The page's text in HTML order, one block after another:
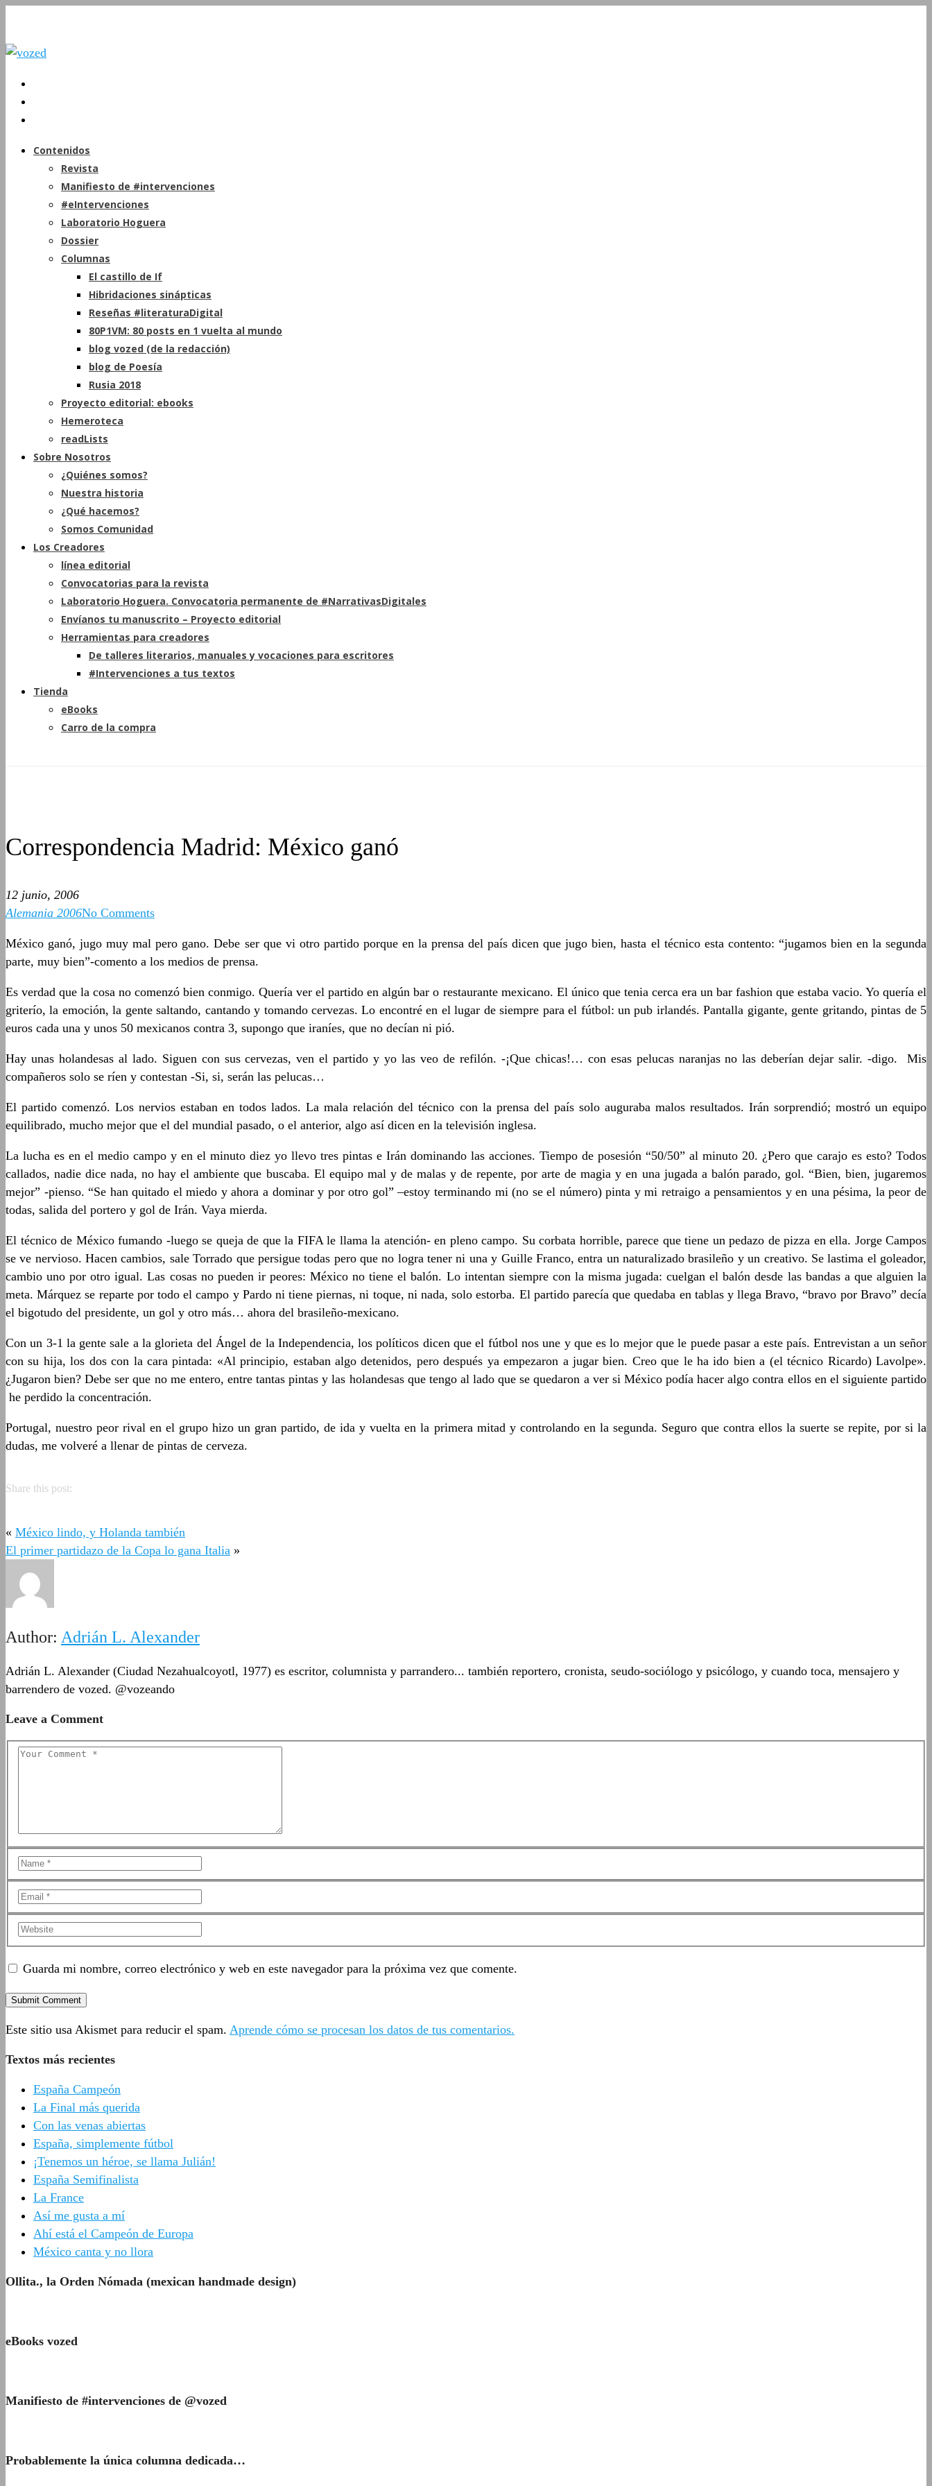
Contenidos
Revista
Manifiesto de #intervenciones
#eIntervenciones
Laboratorio Hoguera
Dossier
Columnas
El castillo de If
Hibridaciones sinápticas
Reseñas #literaturaDigital
80P1VM: 80 posts en 1 vuelta al mundo
blog vozed (de la redacción)
blog de Poesía
Rusia 2018
Proyecto editorial: ebooks
Hemeroteca
readLists
Sobre Nosotros
¿Quiénes somos?
Nuestra historia
¿Qué hacemos?
Somos Comunidad
Los Creadores
línea editorial
Convocatorias para la revista
Laboratorio Hoguera. Convocatoria permanente de #NarrativasDigitales
Envíanos tu manuscrito – Proyecto editorial
Herramientas para creadores
De talleres literarios, manuales y vocaciones para escritores
#Intervenciones a tus textos
Tienda
eBooks
Carro de la compra
Correspondencia Madrid: México ganó
12 junio, 2006
Alemania 2006No Comments
México ganó, jugo muy mal pero gano. Debe ser que vi otro partido porque en la prensa del país dicen que jugo bien, hasta el técnico esta contento: “jugamos bien en la segunda
parte, muy bien”-comento a los medios de prensa.
Es verdad que la cosa no comenzó bien conmigo. Quería ver el partido en algún bar o restaurante mexicano. El único que tenia cerca era un bar fashion que estaba vacio. Yo quería el
griterío, la emoción, la gente saltando, cantando y tomando cervezas. Lo encontré en el lugar de siempre para el fútbol: un pub irlandés. Pantalla gigante, gente gritando, pintas de 5
euros cada una y unos 50 mexicanos contra 3, supongo que iraníes, que no decían ni pió.
Hay unas holandesas al lado. Siguen con sus cervezas, ven el partido y yo las veo de refilón. -¡Que chicas!… con esas pelucas naranjas no las deberían dejar salir. -digo. Mis
compañeros solo se ríen y contestan -Si, si, serán las pelucas…
El partido comenzó. Los nervios estaban en todos lados. La mala relación del técnico con la prensa del país solo auguraba malos resultados. Irán sorprendió; mostró un equipo
equilibrado, mucho mejor que el del mundial pasado, o el anterior, algo así dicen en la televisión inglesa.
La lucha es en el medio campo y en el minuto diez yo llevo tres pintas e Irán dominando las acciones. Tiempo de posesión “50/50” al minuto 20. ¿Pero que carajo es esto? Todos
callados, nadie dice nada, no hay el ambiente que buscaba. El equipo mal y de malas y de repente, por arte de magia y en una jugada a balón parado, gol. “Bien, bien, jugaremos
mejor” -pienso. “Se han quitado el miedo y ahora a dominar y por otro gol” –estoy terminando mi (no se el número) pinta y mi retraigo a pensamientos y en una pésima, la peor de
todas, salida del portero y gol de Irán. Vaya mierda.
El técnico de México fumando -luego se queja de que la FIFA le llama la atención- en pleno campo. Su corbata horrible, parece que tiene un pedazo de pizza en ella. Jorge Campos
se ve nervioso. Hacen cambios, sale Torrado que persigue todas pero que no logra tener ni una y Guille Franco, entra un naturalizado brasileño y un creativo. Se lastima el goleador,
cambio uno por otro igual. Las cosas no pueden ir peores: México no tiene el balón. Lo intentan siempre con la misma jugada: cuelgan el balón desde las bandas a que alguien la
meta. Márquez se reparte por todo el campo y Pardo ni tiene piernas, ni toque, ni nada, solo estorba. El partido parecía que quedaba en tablas y llega Bravo, “bravo por Bravo” decía
el bigotudo del presidente, un gol y otro más… ahora del brasileño-mexicano.
Con un 3-1 la gente sale a la glorieta del Ángel de la Independencia, los políticos dicen que el fútbol nos une y que es lo mejor que le puede pasar a este país. Entrevistan a un señor
con su hija, los dos con la cara pintada: «Al principio, estaban algo detenidos, pero después ya empezaron a jugar bien. Creo que le ha ido bien a (el técnico Ricardo) Lavolpe».
¿Jugaron bien? Debe ser que no me entero, entre tantas pintas y las holandesas que tengo al lado que se quedaron a ver si México podía hacer algo contra ellos en el siguiente partido
he perdido la concentración.
Portugal, nuestro peor rival en el grupo hizo un gran partido, de ida y vuelta en la primera mitad y controlando en la segunda. Seguro que contra ellos la suerte se repite, por si la
dudas, me volveré a llenar de pintas de cerveza.
Share this post:
« México lindo, y Holanda también
El primer partidazo de la Copa lo gana Italia »
Author: Adrián L. Alexander
Adrián L. Alexander (Ciudad Nezahualcoyotl, 1977) es escritor, columnista y parrandero... también reportero, cronista, seudo-sociólogo y psicólogo, y cuando toca, mensajero y
barrendero de vozed. @vozeando
Leave a Comment
Guarda mi nombre, correo electrónico y web en este navegador para la próxima vez que comente.
Este sitio usa Akismet para reducir el spam. Aprende cómo se procesan los datos de tus comentarios.
Textos más recientes
España Campeón
La Final más querida
Con las venas abiertas
España, simplemente fútbol
¡Tenemos un héroe, se llama Julián!
España Semifinalista
La France
Así me gusta a mí
Ahí está el Campeón de Europa
México canta y no llora
Ollita., la Orden Nómada (mexican handmade design)
eBooks vozed
Manifiesto de #intervenciones de @vozed
Probablemente la única columna dedicada…